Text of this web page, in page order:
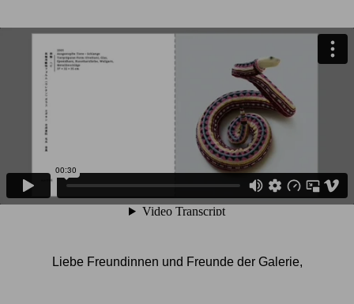
Liebe Freundinnen und Freunde der Galerie,